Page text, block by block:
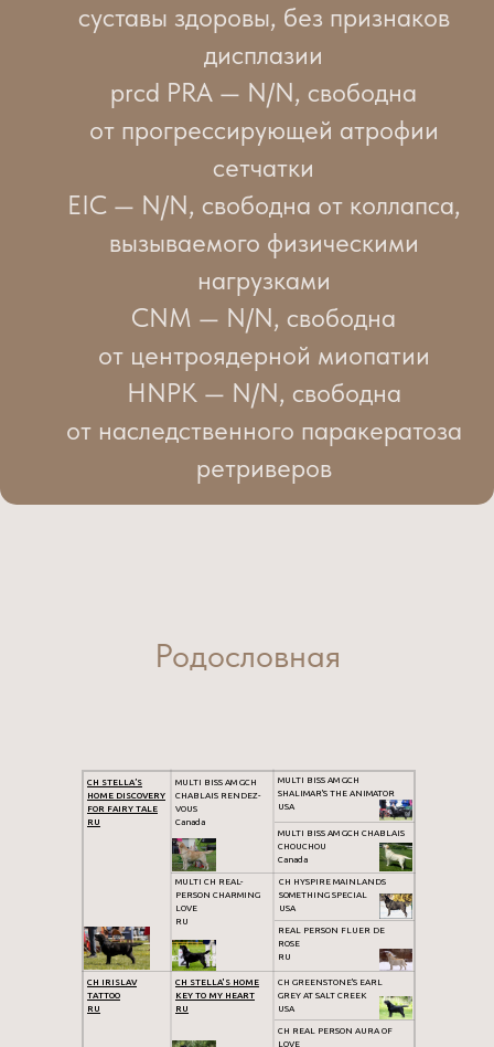
суставы здоровы, без признаков
дисплазии
prcd PRA — N/N, свободна
от прогрессирующей атрофии
сетчатки
EIC — N/N, свободна от коллапса,
вызываемого физическими
нагрузками
CNM — N/N, свободна
от центроядерной миопатии
HNPK — N/N, свободна
от наследственного паракератоза
ретриверов
Родословная
CH STELLA’S
HOME DISCOVERY
FOR FAIRY TALE
RU
CH IRISLAV
TATTOO
RU
MULTI BISS AM GCH
CHABLAIS RENDEZ-
VOUS
Canada
MULTI CH REAL-
PERSON CHARMING
LOVE
RU
CH STELLA'S HOME
KEY TO MY HEART
RU
MULTI BISS AM GCH
SHALIMAR'S THE ANIMATOR
USA
MULTI BISS AM GCH CHABLAIS
CHOUCHOU
Canada
REAL PERSON FLUER DE
ROSE
RU
CH GREENSTONE'S EARL
GREY AT SALT CREEK
USA
CH REAL PERSON AURA OF
LOVE
CH HYSPIRE MAINLANDS
SOMETHING SPECIAL
USA